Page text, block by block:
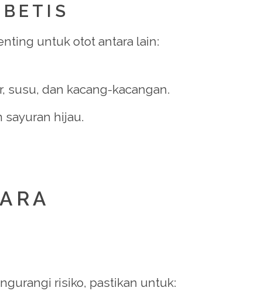
untuk otot antara lain:
susu, dan kacang-kacangan.
hijau.
risiko, pastikan untuk: